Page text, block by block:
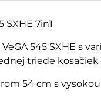
SXHE 7in1
545 SXHE s
triede
54 cm s